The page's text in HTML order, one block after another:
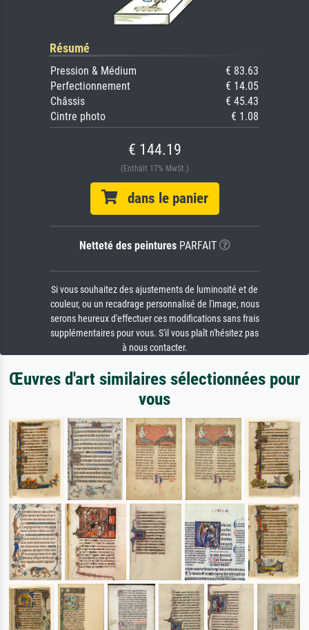
Résumé
Pression & Médium
€ 83.63
Perfectionnement
€ 14.05
Châssis
€ 45.43
Cintre photo
€ 1.08
€ 144.19
(Enthält 17% MwSt.)
dans le panier
Netteté des peinturesPARFAIT
Si vous souhaitez des ajustements de luminosité et de
couleur, ou un recadrage personnalisé de l'image, nous
serons heureux d'effectuer ces modifications sans frais
supplémentaires pour vous. S'il vous plaît n'hésitez pas
à nous contacter.
Œuvres d'art similaires sélectionnées pour
vous